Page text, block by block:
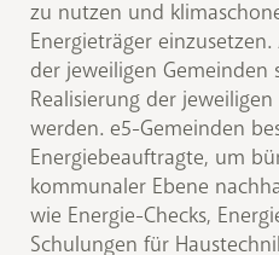
zu nutzen und
Energieträger
der jeweiligen
Realisierung der
werden. e5-Gemeinden
Energiebeauftragte, um
kommunaler Ebene
wie Energie-Checks,
Schulungen für